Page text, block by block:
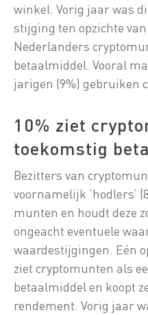
winkel. Vorig jaar was
stijging ten opzichte
Nederlanders
betaalmiddel. Vooral
jarigen (9%) gebruiken
10% ziet cryptomunten als
toekomstig
Bezitters van
voornamelijk ‘hodlers’
munten en houdt deze
ongeacht eventuele
waardestijgingen. Eén
ziet cryptomunten als
betaalmiddel en koopt
rendement. Vorig jaar